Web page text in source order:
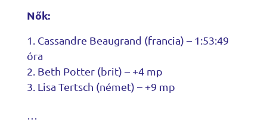
Nők:
Cassandre Beaugrand (francia) – 1:53:49
óra
Beth Potter (brit) – +4 mp
Lisa Tertsch (német) – +9 mp